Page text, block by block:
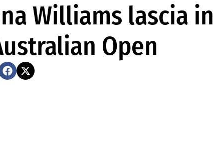
Williams lascia in
Open